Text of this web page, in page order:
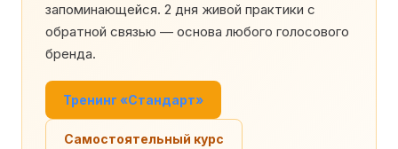
запоминающейся. 2 дня живой практики с
обратной связью — основа любого голосового
бренда.
Тренинг «Стандарт»
Самостоятельный курс